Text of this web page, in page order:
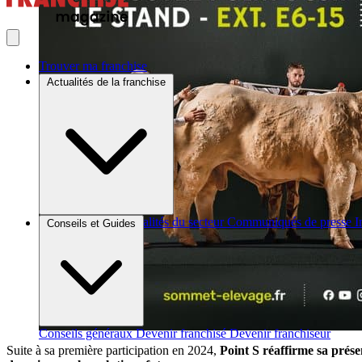
Trouver ma franchise
Actualités de la franchise
Brèves et actus Actualités du secteur Communiqués de presse
Conseils et Guides
Conseils généraux Devenir franchisé Devenir franchiseur
Suite à sa première participation en 2024, Point S réaffirme sa